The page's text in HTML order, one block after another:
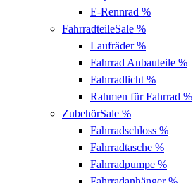
E-Rennrad %
FahrradteileSale %
Laufräder%
Fahrrad Anbauteile %
Fahrradlicht %
Rahmen für Fahrrad %
ZubehörSale %
Fahrradschloss %
Fahrradtasche %
Fahrradpumpe %